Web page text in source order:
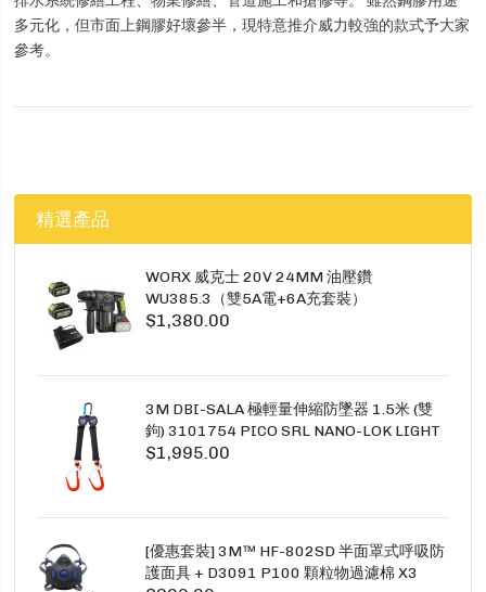
多元化，但市面上鋼膠好壞參半，現特意推介威力較強的款式予大家
參考。
精選產品
WORX 威克士 20V 24MM 油壓鑽
WU385.3（雙5A電+6A充套裝）
$1,380.00
3M DBI-SALA 極輕量伸縮防墜器 1.5米 (雙
鉤) 3101754 PICO SRL NANO-LOK LIGHT
1.5M TWINS
$1,995.00
[優惠套裝] 3M™ HF-802SD 半面罩式呼吸防
護面具 + D3091 P100 顆粒物過濾棉 X3